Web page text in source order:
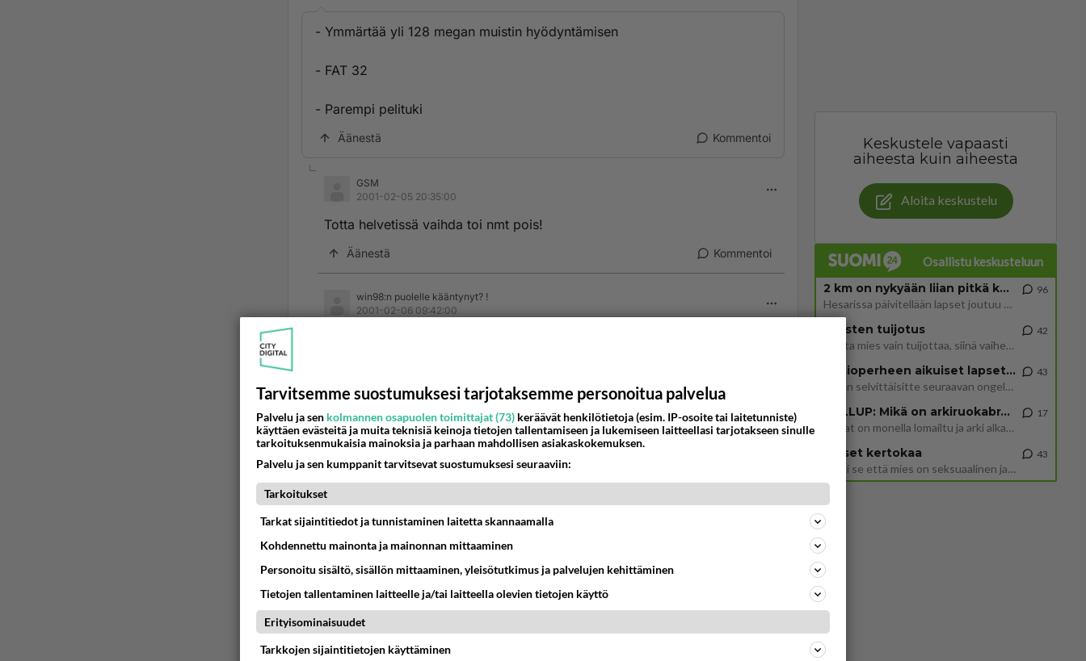
- Ymmärtää yli 128 megan muistin hyödyntämisen
- FAT 32
- Parempi pelituki
Äänestä Kommentoi
GSM
2001-02-05 20:35:00
Totta helvetissä vaihda toi nmt pois!
Äänestä Kommentoi
win98:n puolelle kääntynyt? !
2001-02-06 09:42:00
Vai nmt :D täytyy alkaa harkitteen vaihtamista.. Onhan siinä ainaki enempi
teemoja jos ei muuta :I
Äänestä
2001-02-07 11:09:00
Erot 95:n ja 98:n välillä ovat aika pienet, 98 on siistimpi ja hiukan
vikkelämpi. Vaihda jos tykkäät, mutta 95:lläkin pärjää vielä.
Äänestä
Keskustele vapaasti
aiheesta kuin aiheesta
Aloita keskustelu
Osallistu keskusteluun
2 km on nykyään liian pitkä koulumatka
Hesarissa päivitellään lapset joutuu nyt kulkemaan 2 km kouluun jösses. Ruostefillarilla tuo matka menee vaikka miten äk
96
Miesten tuijotus
Mutta mies vain tuijottaa, siinä vaiheessa käännän itse pään pois. Mikä juttu? Yleensä jos joku tuijottaa tai katsoo, hä
42
Uusioperheen aikuiset lapset tyhjentää jääkaapin käydessään
Miten selvittäisitte seuraavan ongelman, meillä on uusioperhe, minulla teini-ikäiset lapset ja puolisolla aikuiset, jotk
43
GALLUP: Mikä on arkiruokabravuurisi?
Lomat on monella lomailtu ja arki alkaa. Se voi tarkoittaa myös sitä, että grillailut on grillattu ja palataan arjen ruo
17
Naiset kertokaa
Miksi se että mies on seksuaalinen ja haluaa seksiä ja te olette hänen mielestänne haluttava on vastenmielistä? Mikä sii
43
Tarvitsemme suostumuksesi tarjotaksemme personoitua palvelua
Palvelu ja sen kolmannen osapuolen toimittajat (73) keräävät henkilötietoja (esim. IP-osoite tai laitetunniste)
käyttäen evästeitä ja muita teknisiä keinoja tietojen tallentamiseen ja lukemiseen laitteellasi tarjotakseen sinulle
tarkoituksenmukaisia mainoksia ja parhaan mahdollisen asiakaskokemuksen.
Palvelu ja sen kumppanit tarvitsevat suostumuksesi seuraaviin:
Tarkoitukset
Tarkat sijaintitiedot ja tunnistaminen laitetta skannaamalla
Kohdennettu mainonta ja mainonnan mittaaminen
Personoitu sisältö, sisällön mittaaminen, yleisötutkimus ja palvelujen kehittäminen
Tietojen tallentaminen laitteelle ja/tai laitteella olevien tietojen käyttö
Erityisominaisuudet
Tarkkojen sijaintitietojen käyttäminen